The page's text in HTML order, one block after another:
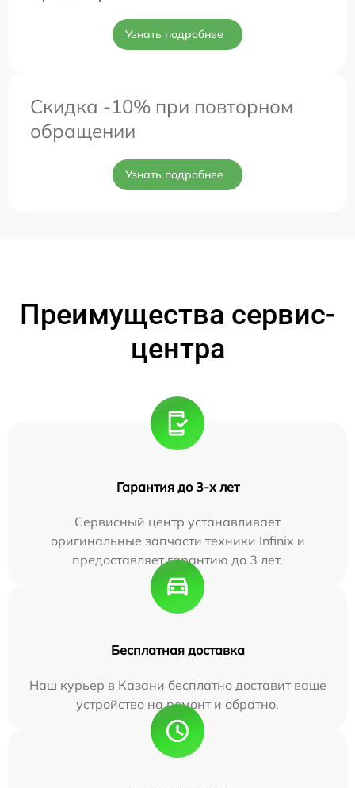
Узнать подробнее
Скидка -10% при повторном
обращении
Узнать подробнее
Преимущества сервис-
центра
Гарантия до 3-х лет
Сервисный центр устанавливает
оригинальные запчасти техники Infinix и
предоставляет гарантию до 3 лет.
Бесплатная доставка
Наш курьер в Казани бесплатно доставит ваше
устройство на ремонт и обратно.